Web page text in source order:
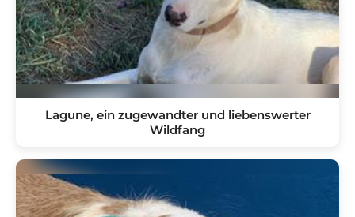
Lagune, ein zugewandter und liebenswerter
Wildfang